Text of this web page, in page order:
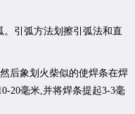
引弧方法划擦引弧法和直
后象划火柴似的使焊条在焊
20毫米,并将焊条提起3-3毫